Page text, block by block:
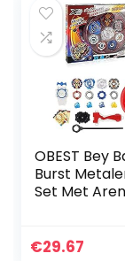
OBEST Bey
Burst
Set Met
Spinning Top
€29.67